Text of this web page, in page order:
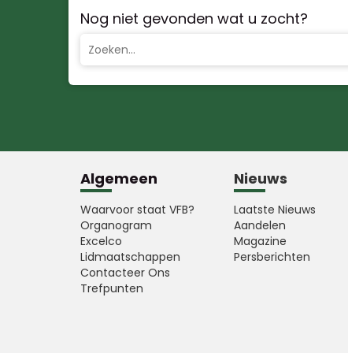
Nog niet gevonden wat u zocht?
Algemeen
Waarvoor staat VFB?
Organogram
Excelco
Lidmaatschappen
Contacteer Ons
Trefpunten
Nieuws
Laatste Nieuws
Aandelen
Magazine
Persberichten